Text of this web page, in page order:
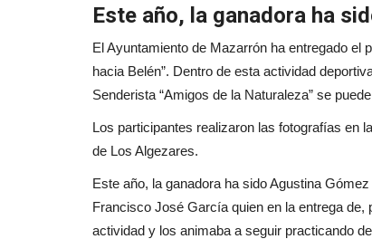
Este año, la ganadora ha
El Ayuntamiento de Mazarrón ha entregado el
hacia Belén”. Dentro de esta actividad
Senderista “Amigos de la Naturaleza” se
Los participantes realizaron las fotografías en
de Los Algezares.
Este año, la ganadora ha sido Agustina
Francisco José García quien en la entrega
actividad y los animaba a seguir practicando